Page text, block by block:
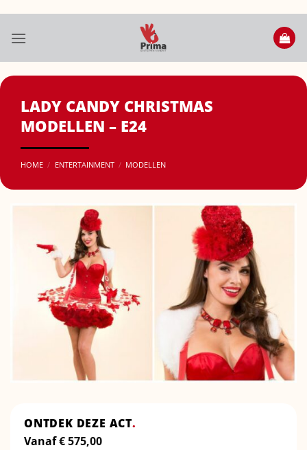
inhoud
LADY CANDY CHRISTMAS
MODELLEN – E24
HOME / ENTERTAINMENT / MODELLEN
ONTDEK DEZE ACT.
Vanaf€575,00